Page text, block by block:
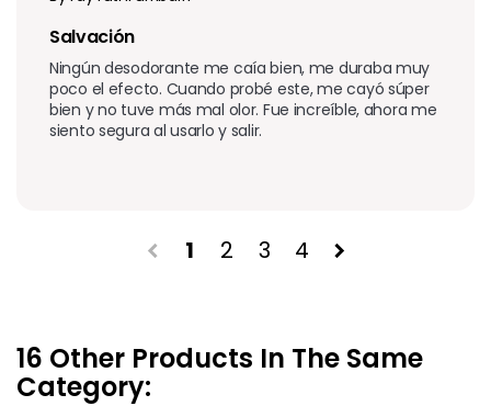
Salvación
Ningún desodorante me caía bien, me duraba muy
poco el efecto. Cuando probé este, me cayó súper
bien y no tuve más mal olor. Fue increíble, ahora me
siento segura al usarlo y salir.
chevron_left 1 2 3 4 chevron_right
16 Other Products In The Same
Category: